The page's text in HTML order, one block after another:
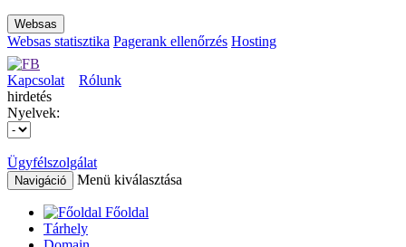
Websas
Websas statisztika Pagerank ellenőrzés Hosting
Kapcsolat
Rólunk
hirdetés
Nyelvek:
Ügyfélszolgálat
Navigáció Menü kiválasztása
Főoldal
Tárhely